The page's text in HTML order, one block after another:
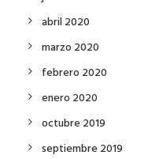
abril 2020
marzo 2020
febrero 2020
enero 2020
octubre 2019
septiembre 2019